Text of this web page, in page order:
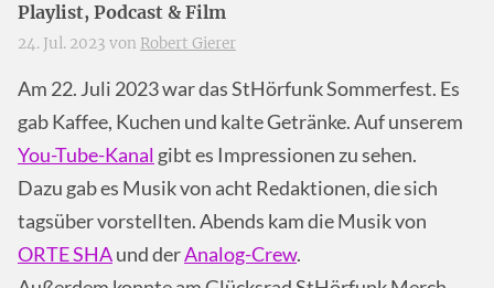
Playlist, Podcast & Film
24. Jul. 2023 von Robert Gierer
Am 22. Juli 2023 war das StHörfunk Sommerfest. Es
gab Kaffee, Kuchen und kalte Getränke. Auf unserem
You-Tube-Kanal gibt es Impressionen zu sehen.
Dazu gab es Musik von acht Redaktionen, die sich
tagsüber vorstellten. Abends kam die Musik von
ORTE SHAund derAnalog-Crew.